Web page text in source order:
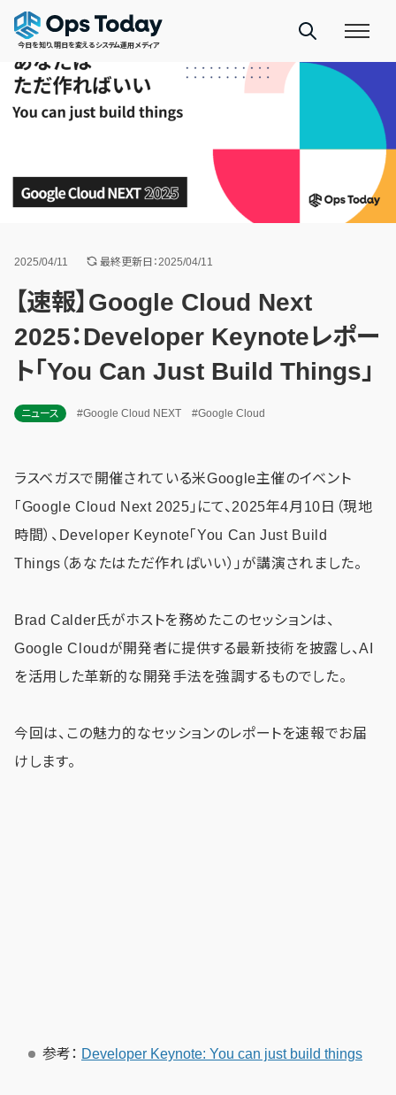
今日を知り、明日を変えるシステム運用メディア
2025/04/11 最終更新日：2025/04/11
【速報】Google Cloud Next
2025：Developer Keynoteレポー
ト「You Can Just Build Things」
ニュース #Google Cloud NEXT #Google Cloud
ラスベガスで開催されている米Google主催のイベント
「Google Cloud Next 2025」にて、2025年4月10日（現地
時間）、Developer Keynote「You Can Just Build
Things（あなたはただ作ればいい）」が講演されました。
Brad Calder氏がホストを務めたこのセッションは、
Google Cloudが開発者に提供する最新技術を披露し、AI
を活用した革新的な開発手法を強調するものでした。
今回は、この魅力的なセッションのレポートを速報でお届
けします。
参考： Developer Keynote: You can just build things